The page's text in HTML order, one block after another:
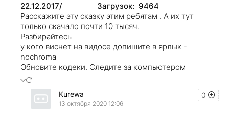
22.12.2017/ Загрузок: 9464
Расскажите эту сказку этим ребятам . А их тут
только скачало почти 10 тысяч.
Разбирайтесь
у кого виснет на видосе допишите в ярлык -
nochroma
Обновите кодеки. Следите за компьютером
0
Kurewa
13 октября 2020 12:06